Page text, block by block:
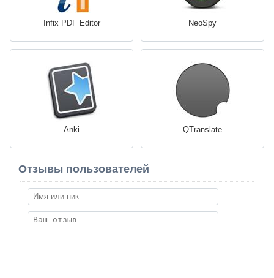
Infix PDF Editor NeoSpy
Anki QTranslate
Отзывы пользователей